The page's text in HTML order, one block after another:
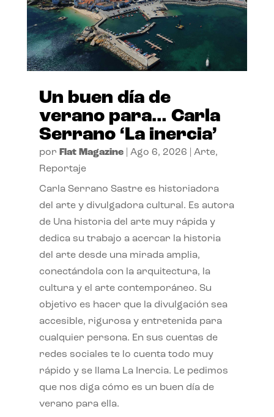
Un buen día de
verano para… Carla
Serrano ‘La inercia’
por Flat Magazine| Ago 6, 2026 Arte,
Reportaje
Carla Serrano Sastre es historiadora
del arte y divulgadora cultural. Es autora
de Una historia del arte muy rápida y
dedica su trabajo a acercar la historia
del arte desde una mirada amplia,
conectándola con la arquitectura, la
cultura y el arte contemporáneo. Su
objetivo es hacer que la divulgación sea
accesible, rigurosa y entretenida para
cualquier persona. En sus cuentas de
redes sociales te lo cuenta todo muy
rápido y se llama La Inercia. Le pedimos
que nos diga cómo es un buen día de
verano para ella.